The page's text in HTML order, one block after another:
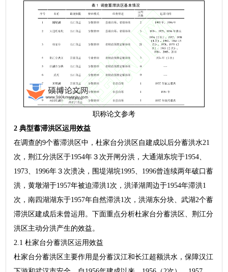
职称论文参考
2 典型蓄滞洪区运用效益
在调查的9个蓄滞洪区中，杜家台分洪区自建成以后分蓄洪水21
次，荆江分洪区于1954年３次开闸分洪，大通湖东垸于1954、
1973、1996年３次溃决，围堤湖垸1995、1996曾连续两年破口蓄
洪，黄墩湖于1957年被迫滞洪1次，洪泽湖周边于1954年滞洪1
次，南四湖湖东于1957年自然滞洪1次，洪湖东分块、武湖2个蓄
滞洪区建成后未曾运用。下面重点分析杜家台分蓄洪区、荆江分
洪区主动分洪产生的效益。
2.1 杜家台分蓄洪区运用效益
杜家台分蓄洪区主要作用是分蓄汉江和长江超额洪水，保障汉江